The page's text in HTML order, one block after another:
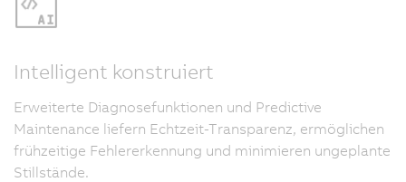
Intelligent konstruiert
Erweiterte Diagnosefunktionen und Predictive
Maintenance liefern Echtzeit-Transparenz, ermöglichen
frühzeitige Fehlererkennung und minimieren ungeplante
Stillstände.